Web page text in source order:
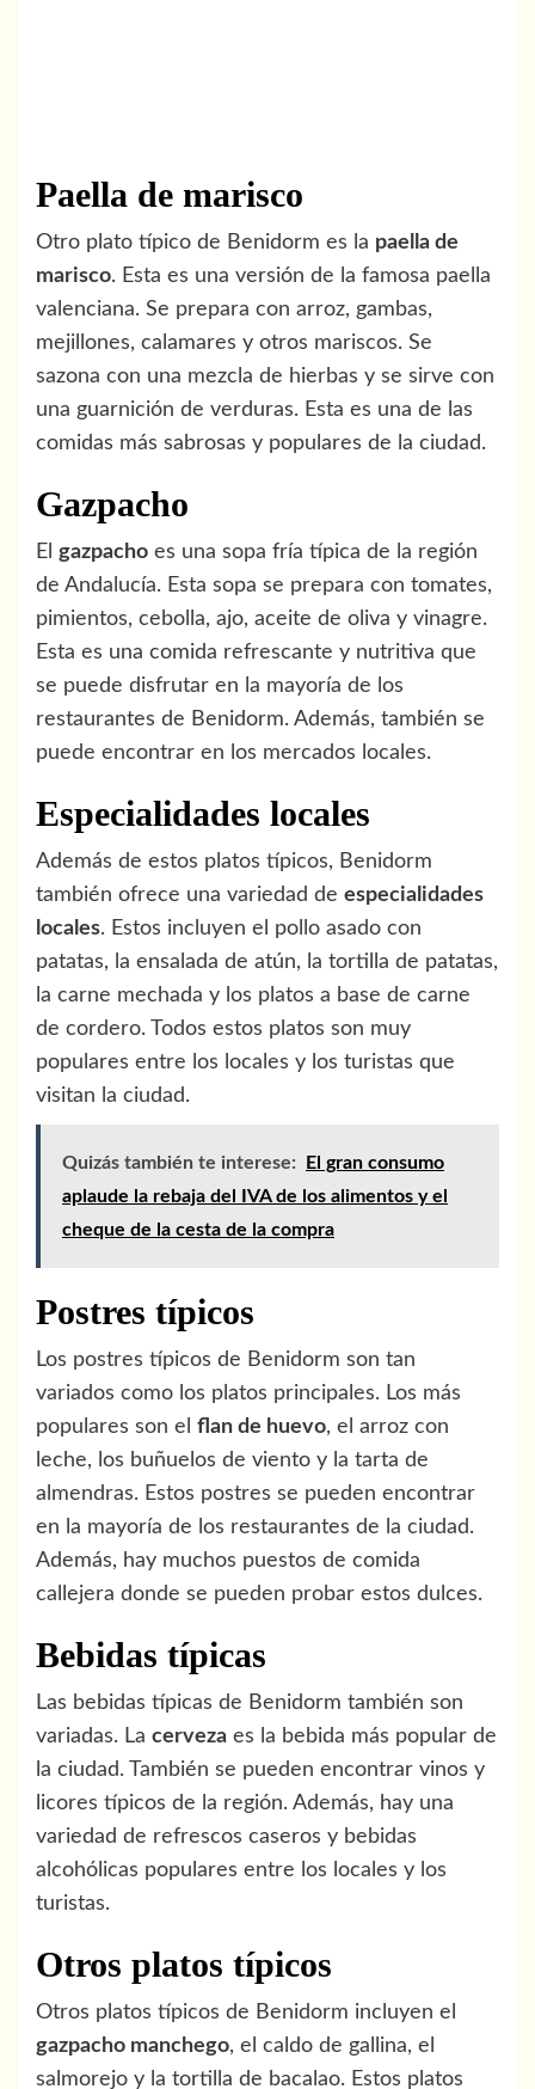
Paella de marisco
Otro plato típico de Benidorm es la paella de
marisco. Esta es una versión de la famosa paella
valenciana. Se prepara con arroz, gambas,
mejillones, calamares y otros mariscos. Se
sazona con una mezcla de hierbas y se sirve con
una guarnición de verduras. Esta es una de las
comidas más sabrosas y populares de la ciudad.
Gazpacho
El gazpacho es una sopa fría típica de la región
de Andalucía. Esta sopa se prepara con tomates,
pimientos, cebolla, ajo, aceite de oliva y vinagre.
Esta es una comida refrescante y nutritiva que
se puede disfrutar en la mayoría de los
restaurantes de Benidorm. Además, también se
puede encontrar en los mercados locales.
Especialidades locales
Además de estos platos típicos, Benidorm
también ofrece una variedad de especialidades
locales. Estos incluyen el pollo asado con
patatas, la ensalada de atún, la tortilla de patatas,
la carne mechada y los platos a base de carne
de cordero. Todos estos platos son muy
populares entre los locales y los turistas que
visitan la ciudad.
Quizás también te interese:
El gran consumo
aplaude la rebaja del IVA de los alimentos y el
cheque de la cesta de la compra
Postres típicos
Los postres típicos de Benidorm son tan
variados como los platos principales. Los más
populares son el flan de huevo, el arroz con
leche, los buñuelos de viento y la tarta de
almendras. Estos postres se pueden encontrar
en la mayoría de los restaurantes de la ciudad.
Además, hay muchos puestos de comida
callejera donde se pueden probar estos dulces.
Bebidas típicas
Las bebidas típicas de Benidorm también son
variadas. La cerveza es la bebida más popular de
la ciudad. También se pueden encontrar vinos y
licores típicos de la región. Además, hay una
variedad de refrescos caseros y bebidas
alcohólicas populares entre los locales y los
turistas.
Otros platos típicos
Otros platos típicos de Benidorm incluyen el
gazpacho manchego, el caldo de gallina, el
salmorejo y la tortilla de bacalao. Estos platos